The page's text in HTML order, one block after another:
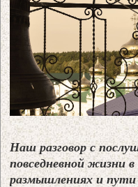
Наш разговор с
повседневной жизни
размышлениях и пути